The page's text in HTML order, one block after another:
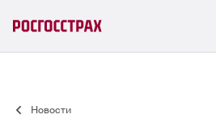
Новости